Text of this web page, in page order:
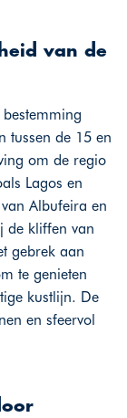
van de
tussen de 15 en
om de regio
Lagos en
Albufeira en
de kliffen van
gebrek aan
te genieten
kustlijn. De
en sfeervol